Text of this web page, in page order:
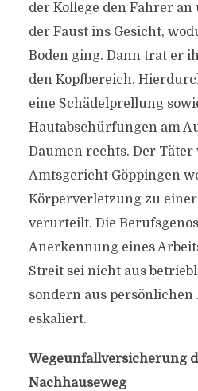
der Kollege den Fahrer
der Faust ins Gesicht,
Boden ging. Dann trat er
den Kopfbereich.
eine Schädelprellung
Hautabschürfungen am
Daumen rechts. Der
Amtsgericht Göppingen
Körperverletzung zu einer
verurteilt. Die
Anerkennung eines
Streit sei nicht aus
sondern aus persönlichen
eskaliert.
Wegeunfallversicherung
Nachhauseweg